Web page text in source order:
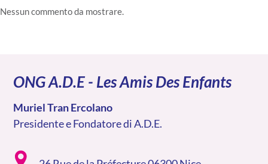
Nessun commento da mostrare.
ONG A.D.E - Les Amis Des Enfants
Muriel Tran Ercolano
Presidente e Fondatore di A.D.E.